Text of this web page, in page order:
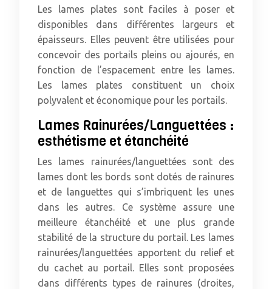
Les lames plates sont faciles à poser et
disponibles dans différentes largeurs et
épaisseurs. Elles peuvent être utilisées pour
concevoir des portails pleins ou ajourés, en
fonction de l’espacement entre les lames.
Les lames plates constituent un choix
polyvalent et économique pour les portails.
Lames Rainurées/Languettées :
esthétisme et étanchéité
Les lames rainurées/languettées sont des
lames dont les bords sont dotés de rainures
et de languettes qui s’imbriquent les unes
dans les autres. Ce système assure une
meilleure étanchéité et une plus grande
stabilité de la structure du portail. Les lames
rainurées/languettées apportent du relief et
du cachet au portail. Elles sont proposées
dans différents types de rainures (droites,